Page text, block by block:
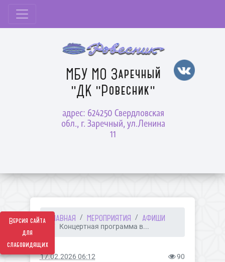
Версия сайта
для
слабовидящих
МБУ МО Заречный
"ДК "Ровесник"
адрес: 624250 Свердловская
обл., г. Заречный, ул.Ленина
11
ГЛАВНАЯ МЕРОПРИЯТИЯ АФИШИ
Концертная программа в...
17.02.2026 06:12 90